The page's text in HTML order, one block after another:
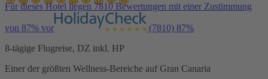
Für dieses Hotel liegen 7810 Bewertungen mit einer Zustimmung
von 87% vor (7810) 87%
8-tägige Flugreise, DZ inkl. HP
Einer der größten Wellness-Bereiche auf Gran Canaria